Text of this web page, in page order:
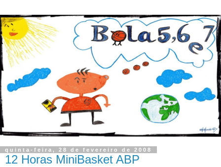
quinta-feira, 28 de fevereiro de 2008
12 Horas MiniBasket ABP